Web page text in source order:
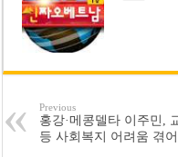
Previous
홍강·메콩델타 이주민,
등 사회복지 어려움 겪어